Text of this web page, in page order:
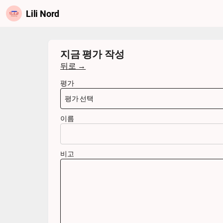
Lili Nord
지금 평가 작성
뒤로 →
평가
이름
비고